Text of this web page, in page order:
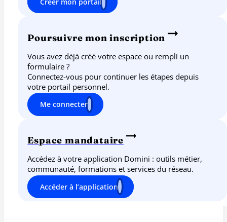
Poursuivre mon inscription
Vous avez déjà créé votre espace ou rempli un
formulaire ?
Connectez-vous pour continuer les étapes depuis
votre portail personnel.
Me connecter
Espace mandataire
Accédez à votre application Domini : outils métier,
communauté, formations et services du réseau.
Accéder à l’application